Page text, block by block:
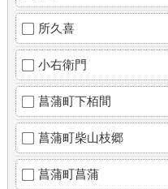
所久喜
小右衛門
菖蒲町下栢間
菖蒲町柴山枝郷
菖蒲町菖蒲